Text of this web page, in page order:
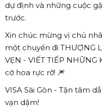
dự định và những cuộc
trước.
Xin chúc mừng vị chủ
một chuyến đi THƯỢNG
VẸN - VIẾT TIẾP
cờ hoa rực rỡ! 🎆
VISA Sài Gòn - Tận tâm
vạn dặm!